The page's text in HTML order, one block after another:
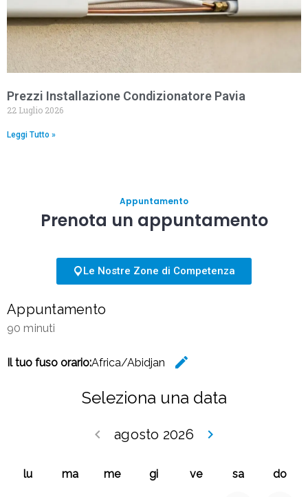
Prezzi Installazione Condizionatore Pavia
22 Luglio 2026
Leggi Tutto »
Appuntamento
Prenota un appuntamento
Le Nostre Zone di Competenza